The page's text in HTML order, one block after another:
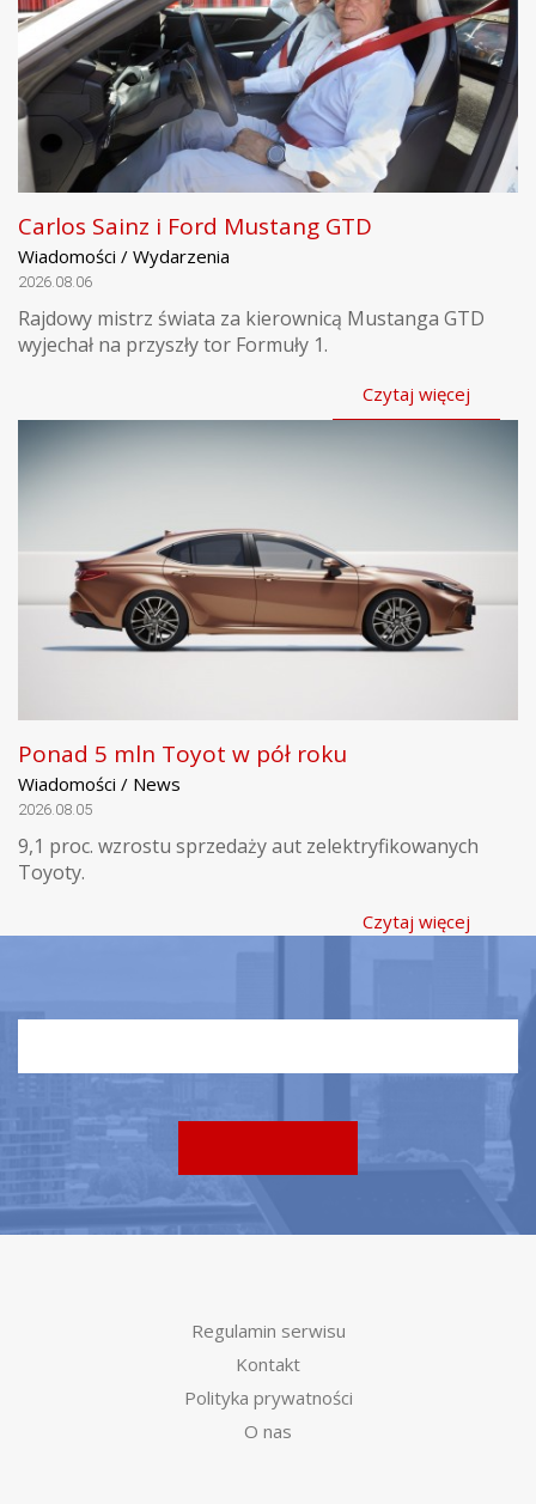
Carlos Sainz i Ford Mustang GTD
Wiadomości / Wydarzenia
2026.08.06
Rajdowy mistrz świata za kierownicą Mustanga GTD
wyjechał na przyszły tor Formuły 1.
Czytaj więcej
Ponad 5 mln Toyot w pół roku
Wiadomości / News
2026.08.05
9,1 proc. wzrostu sprzedaży aut zelektryfikowanych
Toyoty.
Czytaj więcej
Regulamin serwisu
Kontakt
Polityka prywatności
O nas